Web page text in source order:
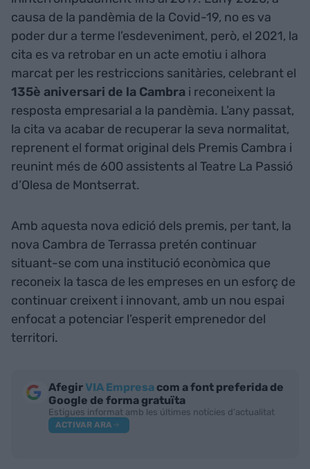
causa de la pandèmia de la Covid-19, no es va
poder dur a terme l’esdeveniment, però, el 2021, la
cita es va retrobar en un acte emotiu i alhora
marcat per les restriccions sanitàries, celebrant el
135è aniversari de la Cambra i reconeixent la
resposta empresarial a la pandèmia. L’any passat,
la cita va acabar de recuperar la seva normalitat,
reprenent el format original dels Premis Cambra i
reunint més de 600 assistents al Teatre La Passió
d’Olesa de Montserrat.
Amb aquesta nova edició dels premis, per tant, la
nova Cambra de Terrassa pretén continuar
situant-se com una institució econòmica que
reconeix la tasca de les empreses en un esforç de
continuar creixent i innovant, amb un nou espai
enfocat a potenciar l’esperit emprenedor del
territori.
AfegirVIA Empresa com a font preferida de
Google de forma gratuïta
Estigues informat amb les últimes notícies d'actualitat
ACTIVAR ARA